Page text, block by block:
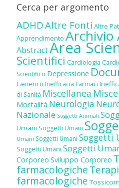
Cerca per argomento
ADHDAltre Fonti Altre
Apprendimento Archivio
AbstractArea
Scientifici Cardiologia
Scientifico Depressione
Generico Inefficacia Farmaci
di Sanità Miscellanea
Mortalità Neurologia
Nazionale Soggetti Animali
Umani Soggetti Umani
Umani Soggetti Umani Soggetti
Soggetti Umani Soggetti
Corporeo Sviluppo Corporeo
farmacologiche
farmacologiche